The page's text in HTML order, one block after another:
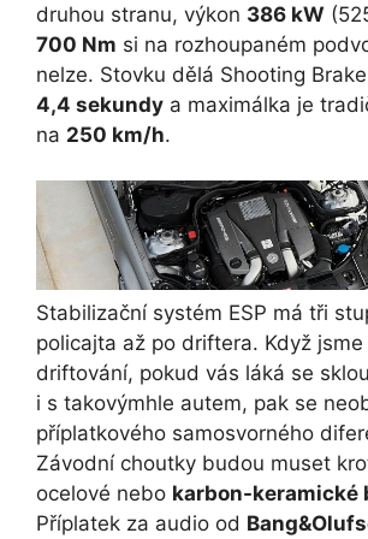
druhou stranu, výkon 386 kW
700 Nm si na rozhoupaném
nelze. Stovku dělá Shooting
4,4 sekundy a maximálka je
na 250 km/h.
Stabilizační systém ESP má tři
policajta až po driftera. Když
driftování, pokud vás láká se
i s takovýmhle autem, pak se
příplatkového samosvorného
Závodní choutky budou muset
ocelové nebo karbon-keramické
Příplatek za audio od